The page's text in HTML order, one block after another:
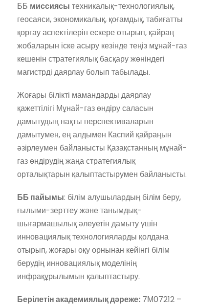
ББ миссиясы техникалық-технологиялық,
геосаяси, экономикалық, қоғамдық, табиғатты
қорғау аспектілерін ескере отырып, қайраң
жобаларын іске асыру кезінде теңіз мұнай-газ
кешенін стратегиялық басқару жөніндегі
магистрді даярлау болып табылады.
Жоғары білікті мамандарды даярлау
қажеттілігі Мұнай-газ өндіру саласын
дамытудың нақты перспективаларын
дамытумен, ең алдымен Каспий қайраңын
әзірлеумен байланысты Қазақстанның мұнай-
газ өндірудің жаңа стратегиялық
орталықтарын қалыптастырумен байланысты.
ББ пайымы: білім алушылардың білім беру,
ғылыми-зерттеу және танымдық-
шығармашылық әлеуетін дамыту үшін
инновациялық технологияларды қолдана
отырып, жоғары оқу орнынан кейінгі білім
берудің инновациялық моделінің
инфрақұрылымын қалыптастыру.
Берілетін академиялық дәреже: 7М07212 –